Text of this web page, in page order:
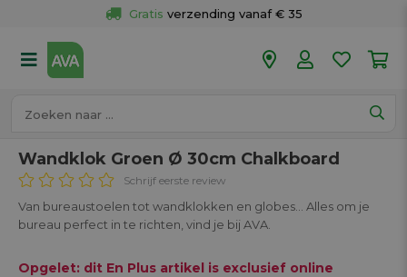
Gratis verzending vanaf € 35
50 winkels
Wandklok Groen Ø 30cm Chalkboard
Schrijf eerste review
Van bureaustoelen tot wandklokken en globes… Alles om je
bureau perfect in te richten, vind je bij AVA.
Opgelet: dit En Plus artikel is exclusief online